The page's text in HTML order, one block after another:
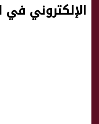
الإلكتروني في